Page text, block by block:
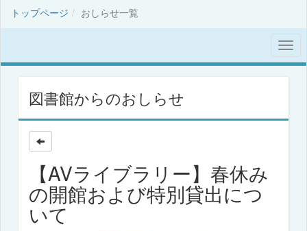
トップページ おしらせ一覧
図書館からのおしらせ
【AVライブラリー】春休み
の開館および特別貸出につ
いて